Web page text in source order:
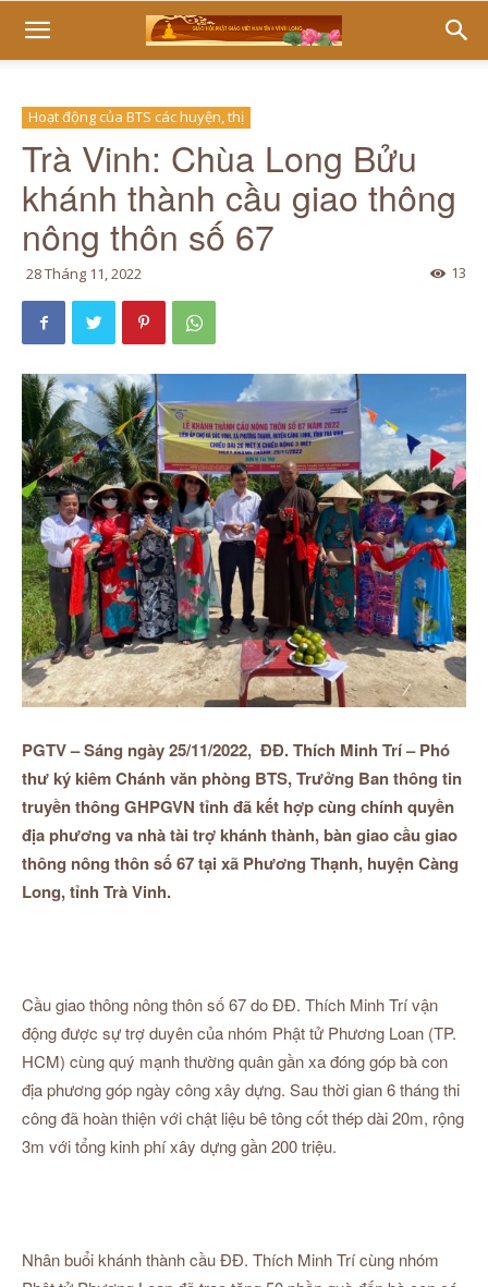
Hoạt động của BTS các huyện, thị
Trà Vinh: Chùa Long Bửu
khánh thành cầu giao thông
nông thôn số 67
28 Tháng 11, 2022 13
PGTV – Sáng ngày 25/11/2022, ĐĐ. Thích Minh Trí – Phó
thư ký kiêm Chánh văn phòng BTS, Trưởng Ban thông tin
truyền thông GHPGVN tỉnh đã kết hợp cùng chính quyền
địa phương va nhà tài trợ khánh thành, bàn giao cầu giao
thông nông thôn số 67 tại xã Phương Thạnh, huyện Càng
Long, tỉnh Trà Vinh.
Cầu giao thông nông thôn số 67 do ĐĐ. Thích Minh Trí vận
động được sự trợ duyên của nhóm Phật tử Phương Loan (TP.
HCM) cùng quý mạnh thường quân gần xa đóng góp bà con
địa phương góp ngày công xây dựng. Sau thời gian 6 tháng thi
công đã hoàn thiện với chật liệu bê tông cốt thép dài 20m, rộng
3m với tổng kinh phí xây dựng gần 200 triệu.
Nhân buổi khánh thành cầu ĐĐ. Thích Minh Trí cùng nhóm